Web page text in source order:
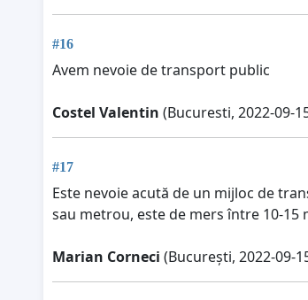
#16
Avem nevoie de transport public
Costel Valentin (Bucuresti, 2022-09-
#17
Este nevoie acută de un mijloc de
sau metrou, este de mers între 10-15
Marian Corneci (București, 2022-09-